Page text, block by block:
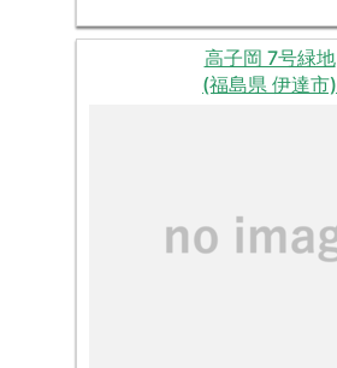
高子岡 7号緑地
(福島県 伊達市)